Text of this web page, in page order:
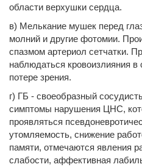
области верхушки сердца.
в) Мелькание мушек перед
молний и другие фотомии.
спазмом артериол сетчатки.
наблюдаться кровоизлияния в
потере зрения.
г) ГБ - своеобразный
симптомы нарушения ЦНС,
проявляться
утомляемость, снижение
памяти, отмечаются явления
слабости, аффективная